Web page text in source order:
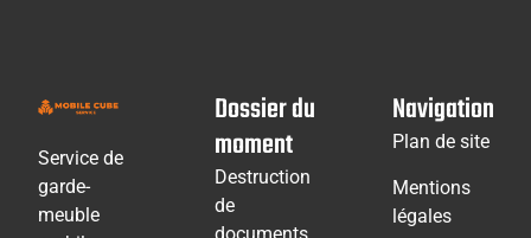
Service de
garde-
meuble
Dossier du
moment
Destruction
de
documents
Navigation
Plan de site
Mentions
légales